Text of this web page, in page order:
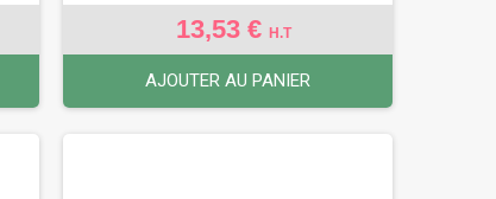
13,53 €H.T
AJOUTER AU PANIER